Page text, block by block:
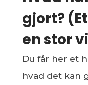
gjort?
en stor
Du får her et
hvad det kan